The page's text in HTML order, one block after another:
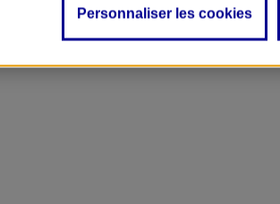
Personnaliser les cookies